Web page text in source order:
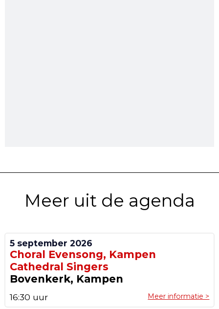
Meer uit de agenda
5 september 2026
Choral Evensong, Kampen
Cathedral Singers
Bovenkerk, Kampen
Meer informatie >
16:30 uur